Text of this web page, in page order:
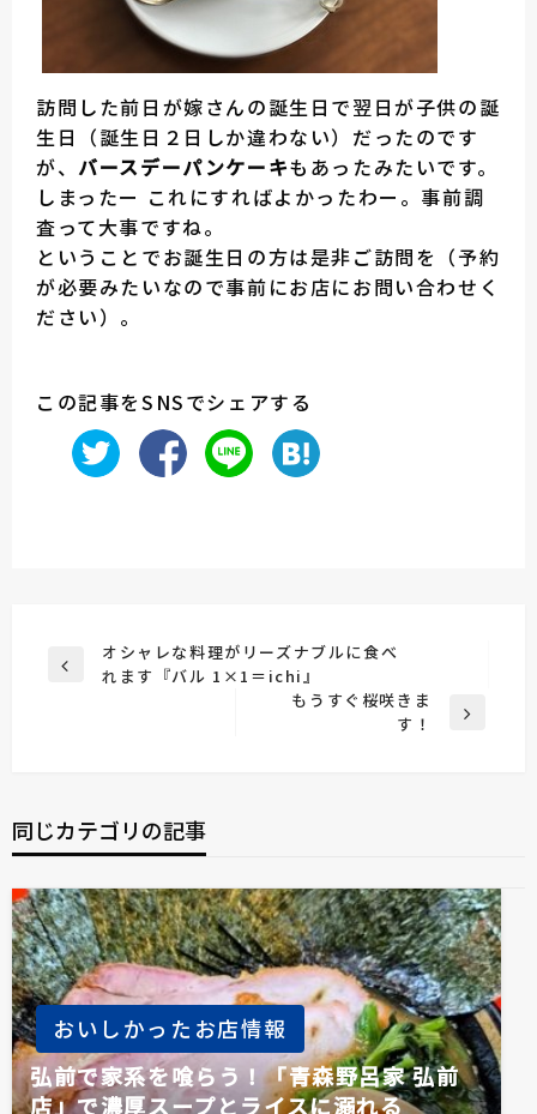
訪問した前日が嫁さんの誕生日で翌日が子供の誕
生日（誕生日２日しか違わない）だったのです
が、バースデーパンケーキもあったみたいです。
しまったー これにすればよかったわー。事前調
査って大事ですね。
ということでお誕生日の方は是非ご訪問を（予約
が必要みたいなので事前にお店にお問い合わせく
ださい）。
この記事をSNSでシェアする
投
ー
シ
ョ
ン
前
オシャレな料理がリーズナブルに食べ
れます『バル 1×1＝ichi』
もうすぐ桜咲きま
す！
同じカテゴリの記事
おいしかったお店情報
弘前で家系を喰らう！「青森野呂家 弘前
店」で濃厚スープとライスに溺れる